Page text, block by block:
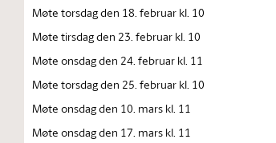
Møte torsdag den 18. februar kl. 10
Møte tirsdag den 23. februar kl. 10
Møte onsdag den 24. februar kl. 11
Møte torsdag den 25. februar kl. 10
Møte onsdag den 10. mars kl. 11
Møte onsdag den 17. mars kl. 11